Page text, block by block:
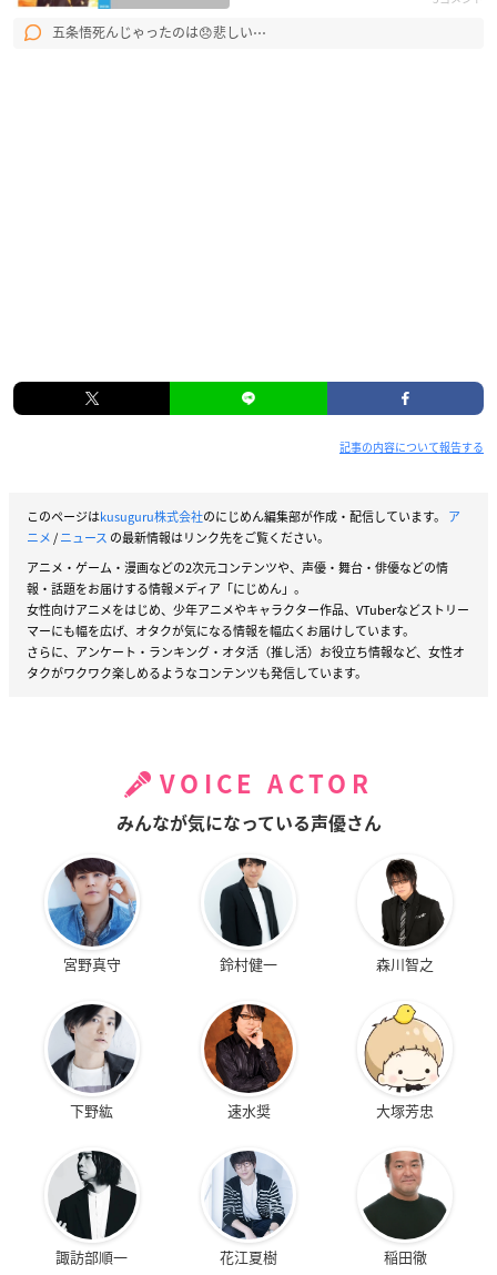
五条悟死んじゃったのは😞悲しい⋯
記事の内容について報告する
このページはkusuguru株式会社のにじめん編集部が作成・配信しています。 ア
ニメ/ニュース の最新情報はリンク先をご覧ください。
アニメ・ゲーム・漫画などの2次元コンテンツや、声優・舞台・俳優などの情
報・話題をお届けする情報メディア「にじめん」。
女性向けアニメをはじめ、少年アニメやキャラクター作品、VTuberなどストリー
マーにも幅を広げ、オタクが気になる情報を幅広くお届けしています。
さらに、アンケート・ランキング・オタ活（推し活）お役立ち情報など、女性オ
タクがワクワク楽しめるようなコンテンツも発信しています。
VOICE ACTOR
みんなが気になっている声優さん
宮野真守 鈴村健一 森川智之
下野紘 速水奨 大塚芳忠
諏訪部順一 花江夏樹 稲田徹